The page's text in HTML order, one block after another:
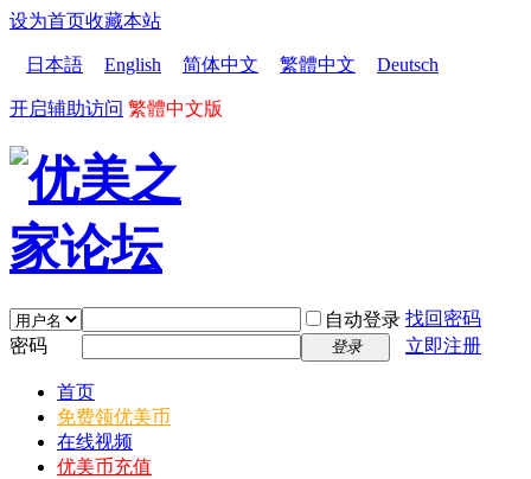
设为首页收藏本站
日本語 English 简体中文 繁體中文 Deutsch
开启辅助访问 繁體中文版
自动登录 找回密码
密码
登录 立即注册
首页
免费领优美币
在线视频
优美币充值